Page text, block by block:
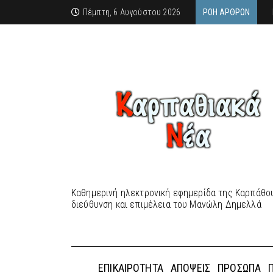
Πέμπτη, 6 Αυγούστου 2026 ΡΟΉ ΆΡΘΡΩΝ
Καθημερινή ηλεκτρονική εφημερίδα της
διεύθυνση και επιμέλεια του Μανώλη Δημελλά
ΕΠΙΚΑΙΡΌΤΗΤΑ ΑΠΌΨΕΙΣ ΠΡΌΣΩΠΑ